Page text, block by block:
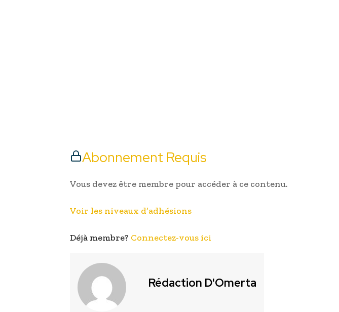
Abonnement Requis
Vous devez être membre pour accéder à ce contenu.
Voir les niveaux d’adhésions
Déjà membre? Connectez-vous ici
Rédaction D'Omerta